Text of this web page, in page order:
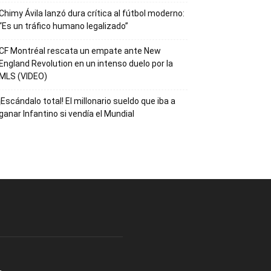
Ávila lanzó dura crítica al fútbol moderno:
un tráfico humano legalizado”
Montréal rescata un empate ante New
England Revolution en un intenso duelo por la
MLS (VIDEO)
total! El millonario sueldo que iba a
Infantino si vendía el Mundial